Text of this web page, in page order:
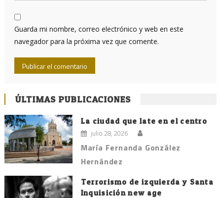
Guarda mi nombre, correo electrónico y web en este
navegador para la próxima vez que comente.
ÚLTIMAS PUBLICACIONES
La ciudad que late en el centro
julio 28, 2026
María Fernanda González
Hernández
Terrorismo de izquierda y Santa
Inquisición new age